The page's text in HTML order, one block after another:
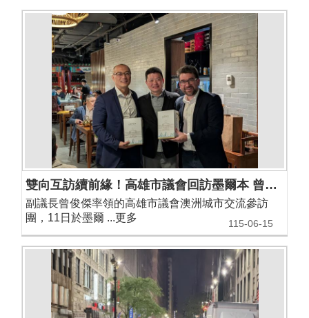
雙向互訪續前緣！高雄市議會回訪墨爾本 曾副議長：推動雙方締結姊妹市
115-06-15
副議長曾俊傑率領的高雄市議會澳洲城市交流參訪
團，11日於墨爾 ...更多